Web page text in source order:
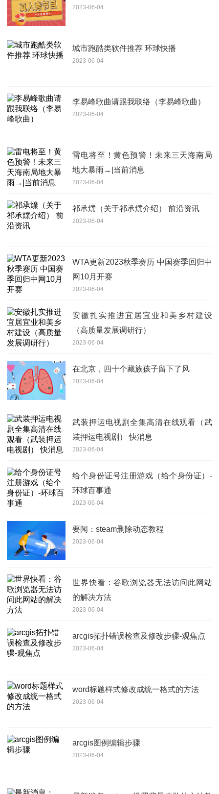
2023-06-04
城市跑酷类软件推荐 环球快播
2023-06-04
李易峰歌曲请跟我联络（李易峰歌曲）
2023-06-04
雷电将至！黄色预警！未来三天海南局
地大暴雨→|当前消息
2023-06-04
祁承㸁（关于祁承㸁介绍） 前沿资讯
2023-06-04
WTA更新2023秋季赛历 中国赛季回归中
网10月开赛
2023-06-04
安徽扎实推进宜居宜业和美乡村建设
（高质量发展调研行）
2023-06-04
在北京，四十个藏族孩子留下了风
2023-06-04
武装押运电视剧全集高清在线观看（武
装押运电视剧） 快消息
2023-06-04
给个身份证号注册游戏（给个身份证）-
环球百事通
2023-06-04
要闻：steam删除动态教程
2023-06-04
世界快看：谷歌浏览器无法访问此网站
的解决方法
2023-06-04
arcgis拓扑错误检查及修改步骤-观焦点
2023-06-04
word标题样式修改成统一格式的方法
2023-06-04
arcgis图例编辑步骤
2023-06-04